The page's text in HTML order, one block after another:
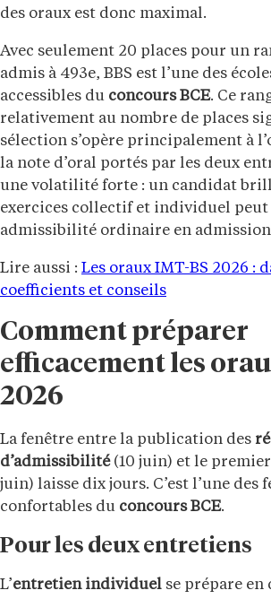
des oraux est donc maximal.
Avec seulement 20 places pour un
admis à 493e, BBS est l’une des
accessibles du concours BCE. Ce
relativement au nombre de places
sélection s’opère principalement à
la note d’oral portés par les deux
une volatilité forte : un candidat
exercices collectif et individuel
admissibilité ordinaire en
Lire aussi : Les oraux IMT-BS 2026 :
coefficients et conseils
Comment préparer
efficacement les
2026
La fenêtre entre la publication des
d’admissibilité(10 juin) et le premier
juin) laisse dix jours. C’est l’une des
confortables du concours BCE.
Pour les deux entretiens
L’entretien individuel se prépare en